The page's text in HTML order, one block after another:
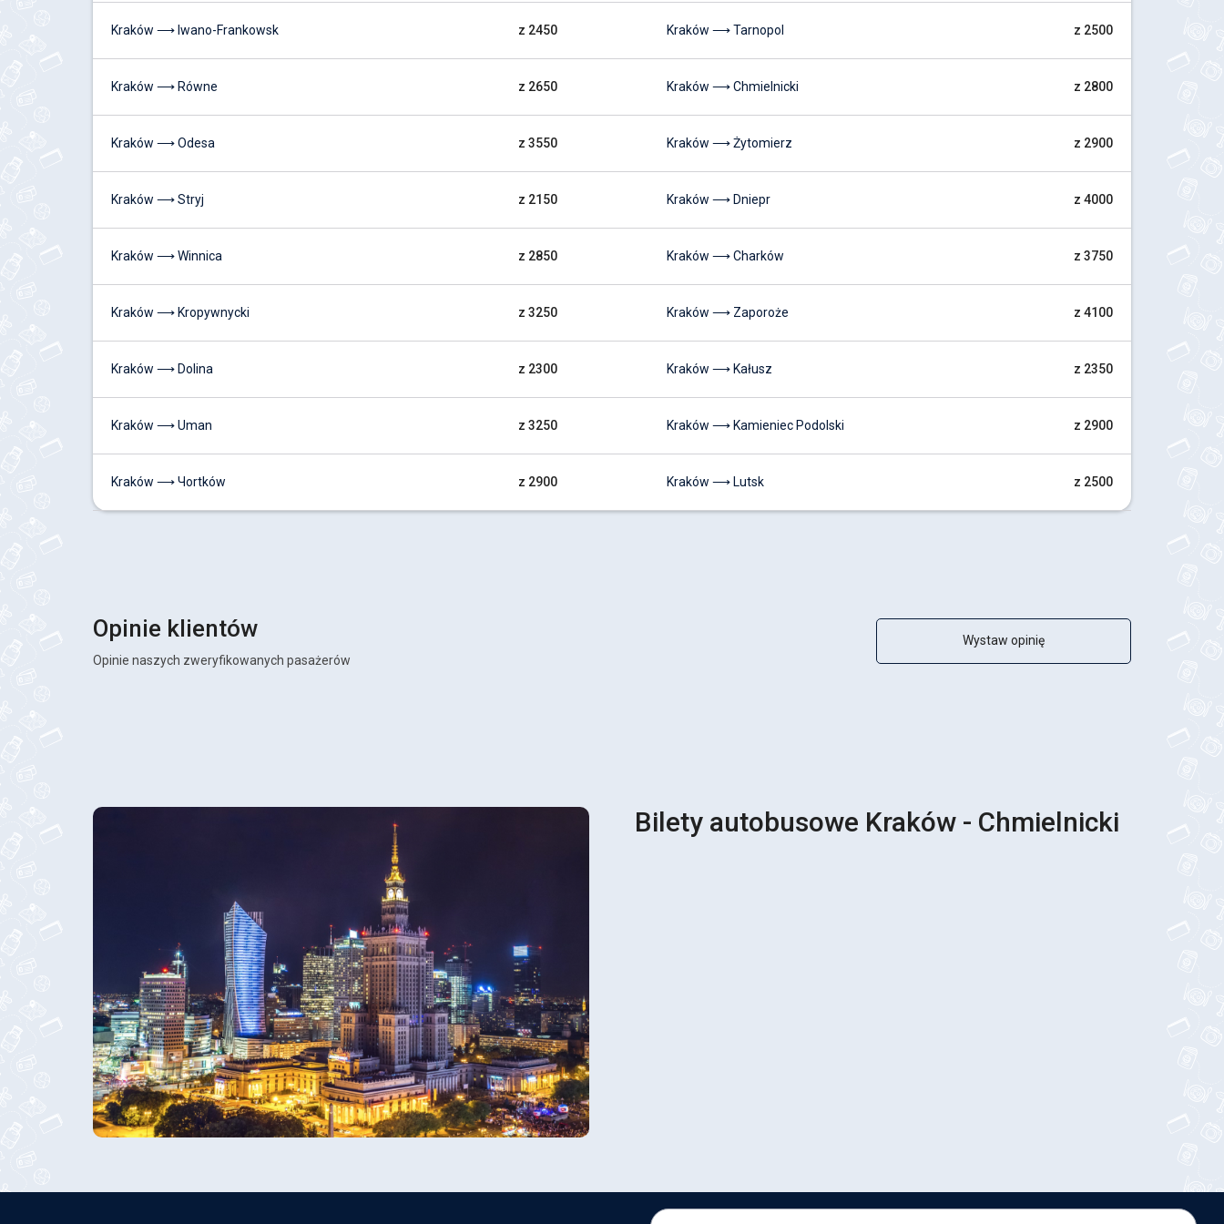
Kraków ⟶ Iwano-Frankowsk z 2450
Kraków ⟶ Równe z 2650
Kraków ⟶ Odesa z 3550
Kraków ⟶ Stryj z 2150
Kraków ⟶ Winnica z 2850
Kraków ⟶ Kropywnycki z 3250
Kraków ⟶ Dolina z 2300
Kraków ⟶ Uman z 3250
Kraków ⟶ Чortków z 2900
Kraków ⟶ Tarnopol z 2500
Kraków ⟶ Chmielnicki z 2800
Kraków ⟶ Żytomierz z 2900
Kraków ⟶ Dniepr z 4000
Kraków ⟶ Charków z 3750
Kraków ⟶ Zaporoże z 4100
Kraków ⟶ Kałusz z 2350
Kraków ⟶ Kamieniec Podolski z 2900
Kraków ⟶ Lutsk z 2500
Opinie klientów
Opinie naszych zweryfikowanych pasażerów
Wystaw opinię
Bilety autobusowe Kraków - Chmielnicki